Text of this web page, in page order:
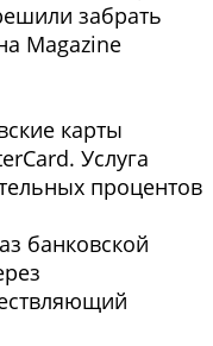
забрать
Magazine
карты
Услуга
процентов
банковской